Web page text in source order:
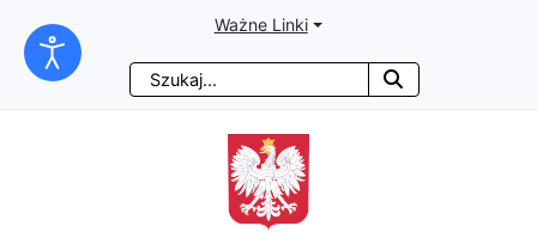
Przejdź
do
Przejdź
do
nawigacyjnego
Przejdź
do
wyszukiwarki
Przejdź
do
Ważne Linki
Szukaj